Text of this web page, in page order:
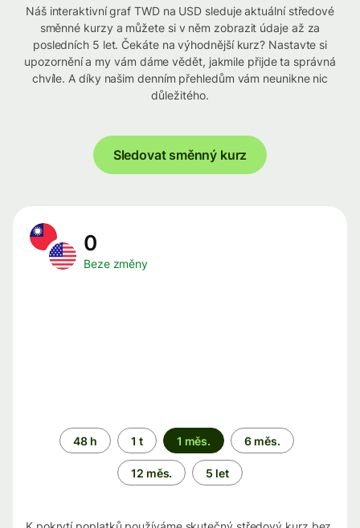
Náš interaktivní graf TWD na USD sleduje aktuální středové
směnné kurzy a můžete si v něm zobrazit údaje až za
posledních 5 let. Čekáte na výhodnější kurz? Nastavte si
upozornění a my vám dáme vědět, jakmile přijde ta správná
chvíle. A díky našim denním přehledům vám neunikne nic
důležitého.
Sledovat směnný kurz
0
Beze změny
Časové
období
48 h 1 t 1 měs. 6 měs.
12 měs. 5 let